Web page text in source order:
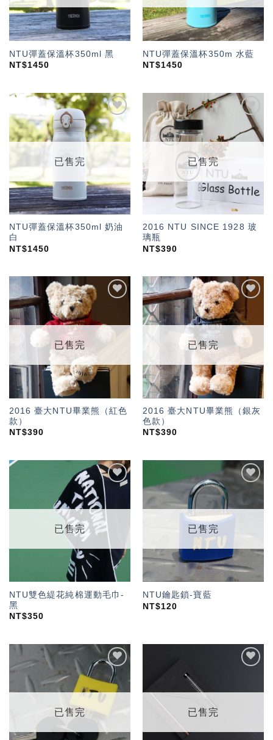
NTU彈蓋保溫杯350ml 黑
NT$1450
NTU彈蓋保溫杯350m 水藍
NT$1450
加入
「願
望輕
已售完
NTU彈蓋保溫杯350ml 奶油
白
NT$1450
加入
「願
望輕
已售完
2016 NTU SINCE 1928 玻
璃瓶
NT$390
望輕
已售完
2016 臺大NTU畢業熊（紅色
款）
NT$390
「願
望輕
已售完
2016 臺大NTU畢業熊（銀灰
色款）
NT$390
望輕
已售完
NTU雙色緹花純棉運動毛巾-
黑
NT$350
望輕
已售完
NTU鑰匙鎖-寶藍
NT$120
加入
「願
望輕
已售完
望輕
已售完